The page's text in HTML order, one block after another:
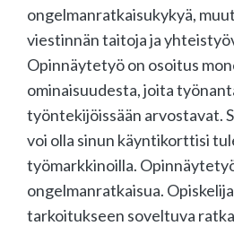
ongelmanratkaisukykyä,
viestinnän taitoja ja
Opinnäytetyö on osoitus
ominaisuudesta, joita
työntekijöissään arvostavat.
voi olla sinun käyntikorttisi
työmarkkinoilla.
ongelmanratkaisua.
tarkoitukseen soveltuva